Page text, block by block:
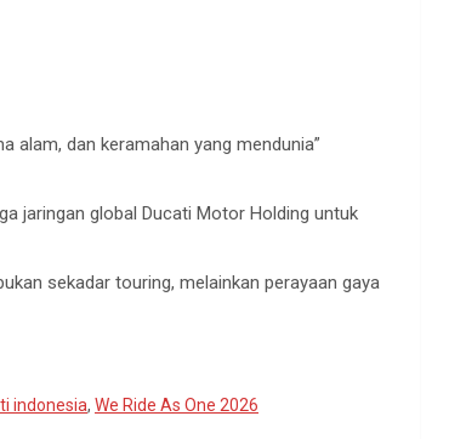
alam, dan keramahan yang mendunia”
jaringan global Ducati Motor Holding untuk
sekadar touring, melainkan perayaan gaya
indonesia, We Ride As One 2026